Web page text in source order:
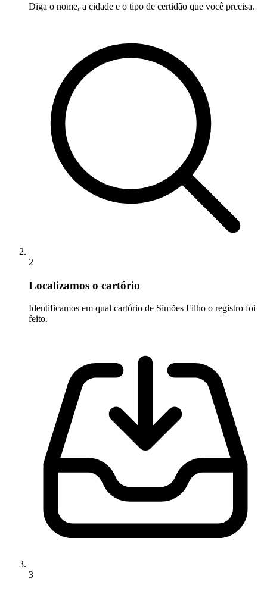
Diga o nome, a cidade e o tipo de certidão que você precisa.
2
Localizamos o cartório
Identificamos em qual cartório de Simões Filho o registro foi
feito.
3